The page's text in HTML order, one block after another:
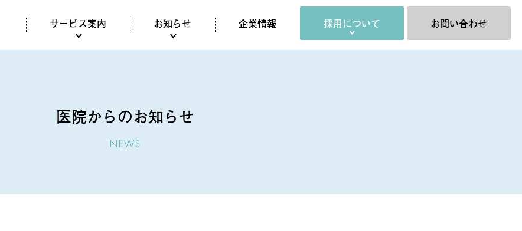
サービス案内 お知らせ 企業情報 採用について お問い合わせ
医院からのお知らせ